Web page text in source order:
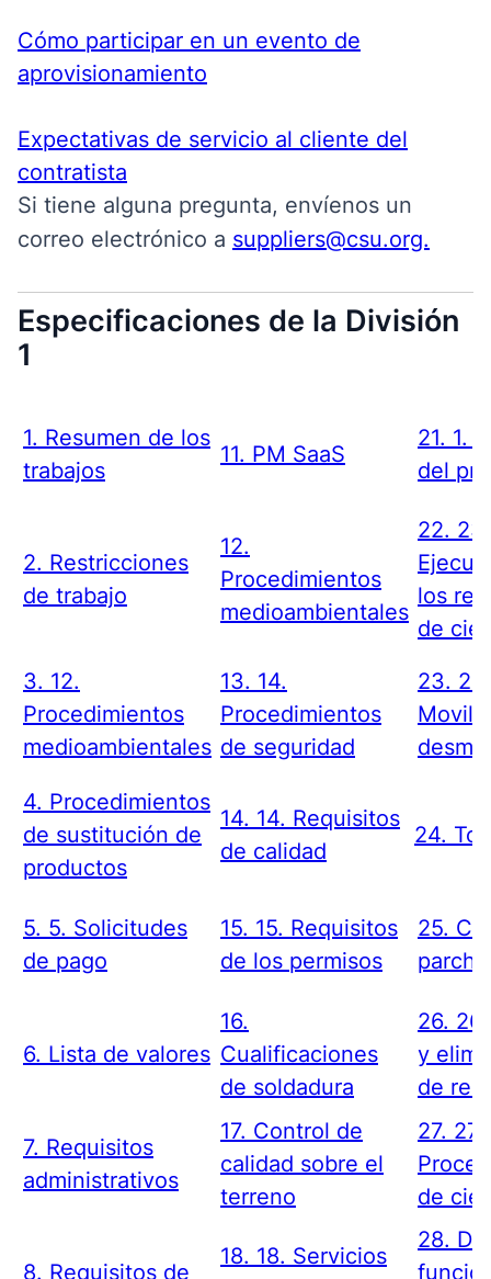
Cómo participar en un evento de
aprovisionamiento
Expectativas de servicio al cliente del
contratista
Si tiene alguna pregunta, envíenos un
correo electrónico a suppliers@csu.org.
Especificaciones de la División
1
1. Resumen de los
trabajos
11. PM SaaS
21. 1.
del
2. Restricciones
de trabajo
12.
Procedimientos
medioambientales
22. 23.
los
de
3. 12.
Procedimientos
medioambientales
13. 14.
Procedimientos
de seguridad
23. 23.
4. Procedimientos
de sustitución de
productos
14. 14. Requisitos
de calidad
24.
5. 5. Solicitudes
de pago
15. 15. Requisitos
de los permisos
25.
6. Lista de valores
16.
Cualificaciones
de soldadura
26.
y
de
7. Requisitos
administrativos
17. Control de
calidad sobre el
terreno
27. 27.
de
8. Requisitos de
18. 18. Servicios
28.